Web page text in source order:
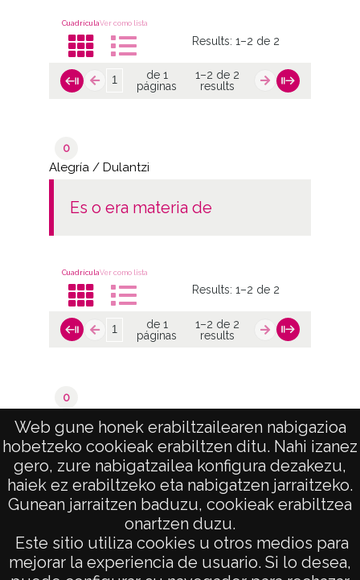
Web gune honek erabiltzailearen nabigazioa
hobetzeko cookieak erabiltzen ditu. Nahi izanez
gero, zure nabigatzailea konfigura dezakezu,
haiek ez erabiltzeko eta nabigatzen jarraitzeko.
Gunean jarraitzen baduzu, cookieak erabiltzea
onartzen duzu.
Este sitio utiliza cookies u otros medios para
mejorar la experiencia de usuario. Si lo desea,
CuadrículaVer como lista
Results:1–2 de 2
de 1
páginas
1–2 de 2
results
0
Alegría / Dulantzi
es o era materia de
CuadrículaVer como lista
Results:1–2 de 2
de 1
páginas
1–2 de 2
results
0
de 1
páginas
1–2 de 2
results
AVISO LEGAL
POLÍTICA DE PRIVACIDAD